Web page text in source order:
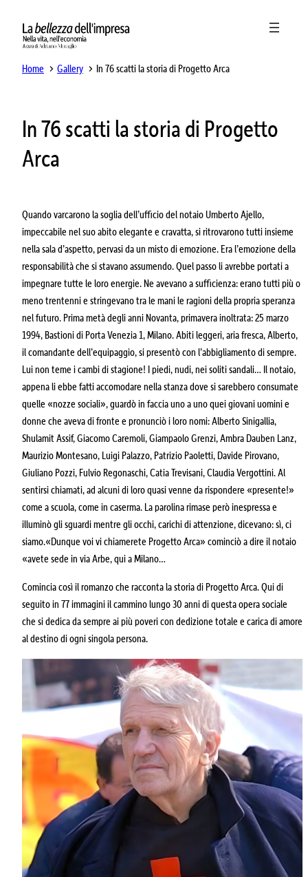
Home Gallery In 76 scatti la storia di Progetto Arca
In 76 scatti la storia di Progetto
Arca
Quando varcarono la soglia dell’ufficio del notaio Umberto Ajello,
impeccabile nel suo abito elegante e cravatta, si ritrovarono tutti insieme
nella sala d’aspetto, pervasi da un misto di emozione. Era l’emozione della
responsabilità che si stavano assumendo. Quel passo li avrebbe portati a
impegnare tutte le loro energie. Ne avevano a sufficienza: erano tutti più o
meno trentenni e stringevano tra le mani le ragioni della propria speranza
nel futuro. Prima metà degli anni Novanta, primavera inoltrata: 25 marzo
1994, Bastioni di Porta Venezia 1, Milano. Abiti leggeri, aria fresca, Alberto,
il comandante dell’equipaggio, si presentò con l’abbigliamento di sempre.
Lui non teme i cambi di stagione! I piedi, nudi, nei soliti sandali… Il notaio,
appena li ebbe fatti accomodare nella stanza dove si sarebbero consumate
quelle «nozze sociali», guardò in faccia uno a uno quei giovani uomini e
donne che aveva di fronte e pronunciò i loro nomi: Alberto Sinigallia,
Shulamit Assif, Giacomo Caremoli, Giampaolo Grenzi, Ambra Dauben Lanz,
Maurizio Montesano, Luigi Palazzo, Patrizio Paoletti, Davide Pirovano,
Giuliano Pozzi, Fulvio Regonaschi, Catia Trevisani, Claudia Vergottini. Al
sentirsi chiamati, ad alcuni di loro quasi venne da rispondere «presente!»
come a scuola, come in caserma. La parolina rimase però inespressa e
illuminò gli sguardi mentre gli occhi, carichi di attenzione, dicevano: sì, ci
siamo.«Dunque voi vi chiamerete Progetto Arca» cominciò a dire il notaio
«avete sede in via Arbe, qui a Milano…
Comincia così il romanzo che racconta la storia di Progetto Arca. Qui di
seguito in 77 immagini il cammino lungo 30 anni di questa opera sociale
che si dedica da sempre ai più poveri con dedizione totale e carica di amore
al destino di ogni singola persona.